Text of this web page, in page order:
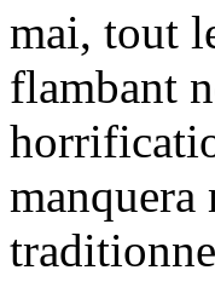
mai, tout
flambant
manquera